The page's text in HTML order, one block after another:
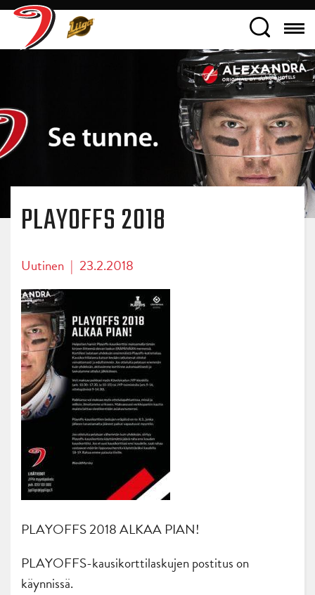
PLAYOFFS 2018
Uutinen | 23.2.2018
PLAYOFFS 2018 ALKAA PIAN!
PLAYOFFS-kausikorttilaskujen postitus on
käynnissä.